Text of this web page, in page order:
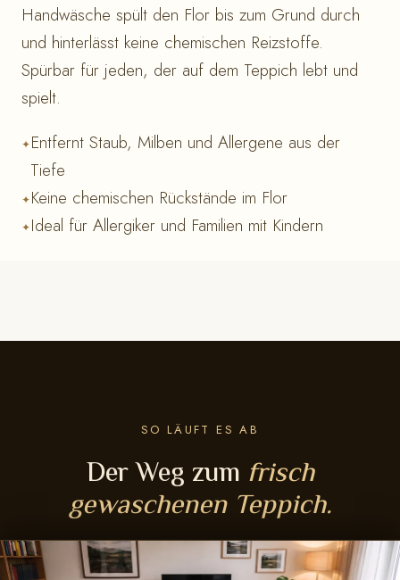
Handwäsche spült den Flor bis zum Grund durch
und hinterlässt keine chemischen Reizstoffe.
Spürbar für jeden, der auf dem Teppich lebt und
spielt.
Entfernt Staub, Milben und Allergene aus der
Tiefe
Keine chemischen Rückstände im Flor
Ideal für Allergiker und Familien mit Kindern
SO LÄUFT ES AB
Der Weg zum frisch
gewaschenen Teppich.